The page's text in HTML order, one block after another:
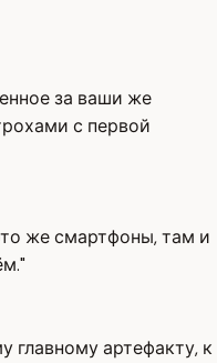
за ваши же
с первой
же смартфоны, там и
артефакту, к